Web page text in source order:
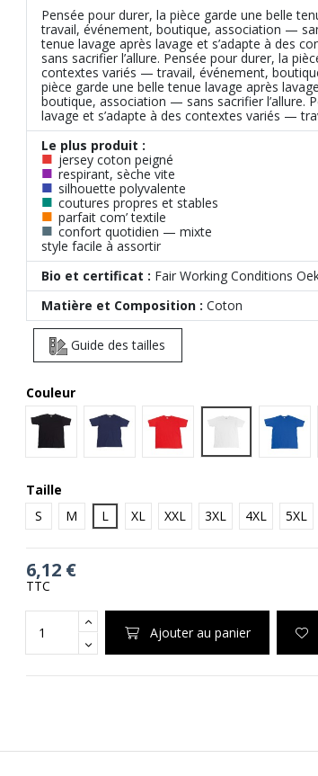
Pensée pour durer, la pièce garde une belle
travail, événement, boutique, association —
tenue lavage après lavage et s’adapte à des
sans sacrifier l’allure. Pensée pour durer, la
contextes variés — travail, événement,
pièce garde une belle tenue lavage après
boutique, association — sans sacrifier l’allure.
lavage et s’adapte à des contextes variés —
Le plus produit :
■ jersey coton peigné
■ respirant, sèche vite
■ silhouette polyvalente
■ coutures propres et stables
■ parfait com’ textile
■ confort quotidien — mixte
style facile à assortir
Bio et certificat : Fair Working Conditions
Matière et Composition : Coton
Guide des tailles
Couleur
Black Navy Red
White
Taille
S
M L XL XXL 3XL 4XL 5XL
6,12 €
TTC
Ajouter au panier